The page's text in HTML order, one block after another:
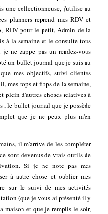
une collectionneuse, j'utilise au
planners reprend mes RDV et
RDV pour le petit, Admin de la
à la semaine et le consulte tous
ne zappe pas un rendez-vous
un bullet journal que je suis au
mes objectifs, suivi clientes
mes tops et flops de la semaine,
plein d'autres choses relatives à
, le bullet journal que je possède
que je ne peux plus m'en
il m'arrive de les compléter
sont devenus de vrais outils de
Si je ne note pas mes
à autre chose et oublier mes
sur le suivi de mes activités
(que je vous ai présenté il y
maison et que je remplis le soir,